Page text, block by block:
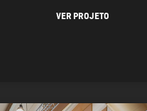
VER PROJETO